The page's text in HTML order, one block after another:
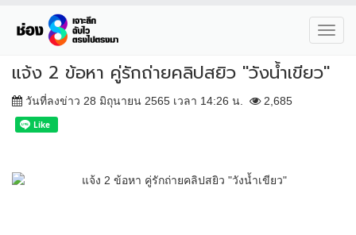
แจ้ง 2 ข้อหา คู่รักถ่ายคลิปสยิว "วังน้ำเขียว"
วันที่ลงข่าว 28 มิถุนายน 2565 เวลา 14:26 น. 2,685